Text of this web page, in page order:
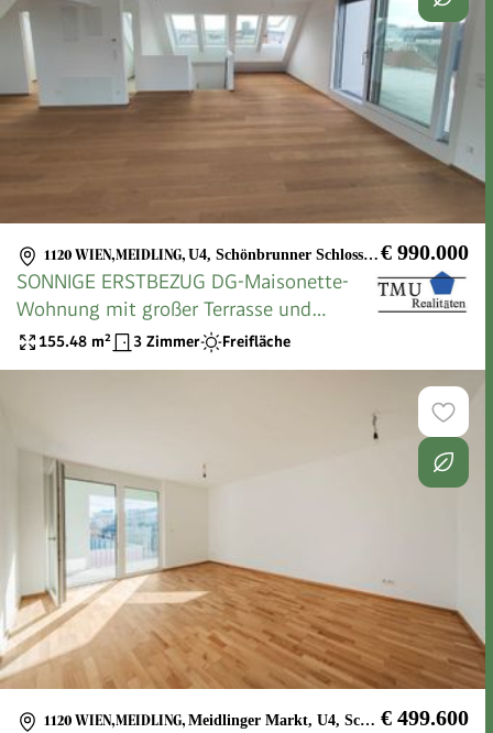
1120 WIEN,MEIDLING, U4, Schönbrunner Schlosspark € 990.000
SONNIGE ERSTBEZUG DG-Maisonette-
Wohnung mit großer Terrasse und
Fernblick - Top72
155.48 m² 3 Zimmer Freifläche
1120 WIEN,MEIDLING, Meidlinger Markt, U4, Schönbrunner Schlosspark € 499.600